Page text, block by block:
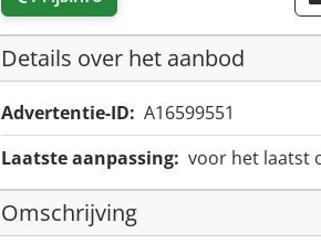
Details over het aanbod
Advertentie-ID: A16599551
Laatste aanpassing: voor het laatst
Omschrijving